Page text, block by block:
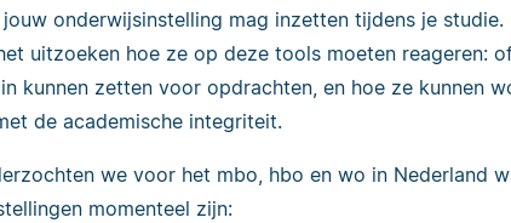
onderwijsinstelling mag inzetten tijdens je studie.
uitzoeken hoe ze op deze tools moeten reageren:
kunnen zetten voor opdrachten, en hoe ze kunnen
de academische integriteit.
we voor het mbo, hbo en wo in Nederland
momenteel zijn: